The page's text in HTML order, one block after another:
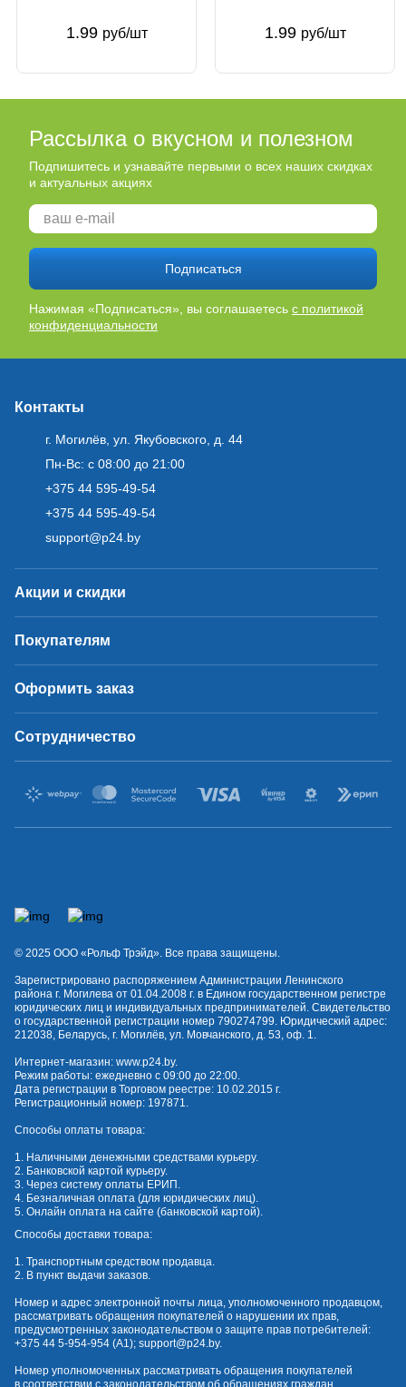
1.99 руб/шт 1.99 руб/шт
Рассылка о вкусном и полезном
Подпишитесь и узнавайте первыми о всех наших скидках
и актуальных акциях
Подписаться
Нажимая «Подписаться», вы соглашаетесь с политикой
конфиденциальности
Контакты
г. Могилёв, ул. Якубовского, д. 44
Пн-Вс: с 08:00 до 21:00
+375 44 595-49-54
+375 44 595-49-54
support@p24.by
Акции и скидки
Покупателям
Оформить заказ
Сотрудничество
© 2025 OOO «Рольф Трэйд». Все права защищены.
Зарегистрировано распоряжением Администрации Ленинского
района г. Могилева от 01.04.2008 г. в Едином государственном регистре
юридических лиц и индивидуальных предпринимателей. Свидетельство
о государственной регистрации номер 790274799. Юридический адрес:
212038, Беларусь, г. Могилёв, ул. Мовчанского, д. 53, оф. 1.
Интернет-магазин: www.p24.by.
Режим работы: ежедневно с 09:00 до 22:00.
Дата регистрации в Торговом реестре: 10.02.2015 г.
Регистрационный номер: 197871.
Способы оплаты товара:
1. Наличными денежными средствами курьеру.
2. Банковской картой курьеру.
3. Через систему оплаты ЕРИП.
4. Безналичная оплата (для юридических лиц).
5. Онлайн оплата на сайте (банковской картой).
Способы доставки товара:
1. Транспортным средством продавца.
2. В пункт выдачи заказов.
Номер и адрес электронной почты лица, уполномоченного продавцом,
рассматривать обращения покупателей о нарушении их прав,
предусмотренных законодательством о защите прав потребителей:
+375 44 5-954-954 (А1); support@p24.by.
Номер уполномоченных рассматривать обращения покупателей